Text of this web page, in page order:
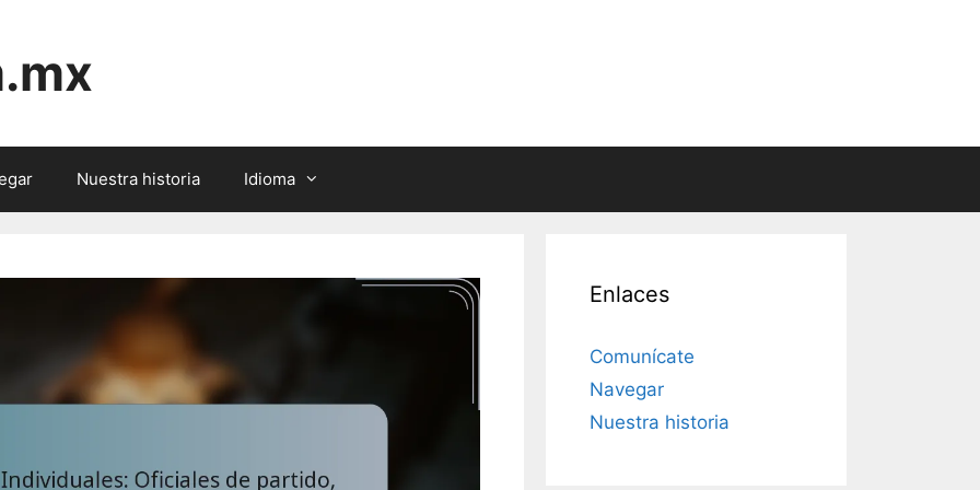
Nuestra historia Idioma
Enlaces
Comunícate
Navegar
Nuestra historia